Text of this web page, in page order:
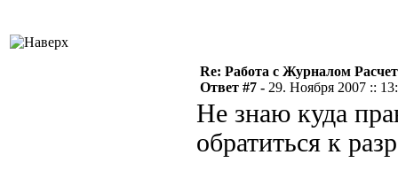
Re: Работа с Журналом
Ответ #7 - 29. Ноября 2007 ::
Не знаю куда
обратиться к